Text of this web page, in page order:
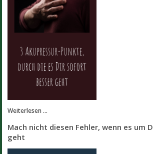
Weiterlesen ...
Mach nicht diesen Fehler, wenn es um
geht